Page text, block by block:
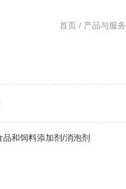
首页 / 产品与服务
品和饲料添加剂/消泡剂